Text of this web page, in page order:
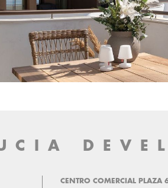
CENTRO COMERCIAL PLAZA